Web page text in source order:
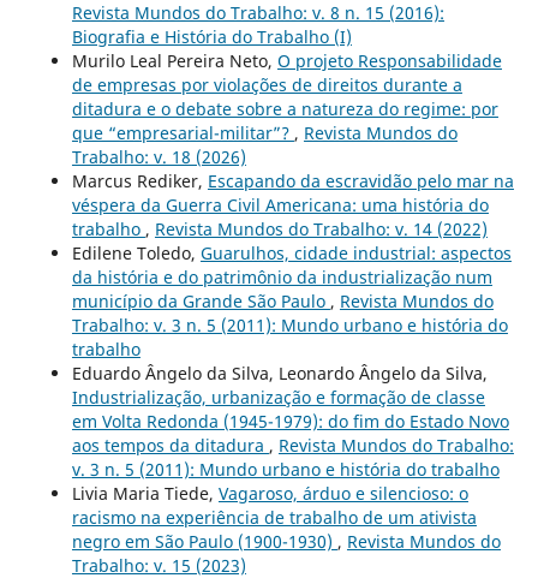
Revista Mundos do Trabalho: v. 8 n. 15 (2016):
Biografia e História do Trabalho (I)
Murilo Leal Pereira Neto, O projeto Responsabilidade
de empresas por violações de direitos durante a
ditadura e o debate sobre a natureza do regime: por
que “empresarial-militar”? , Revista Mundos do
Trabalho: v. 18 (2026)
Marcus Rediker, Escapando da escravidão pelo mar na
véspera da Guerra Civil Americana: uma história do
trabalho , Revista Mundos do Trabalho: v. 14 (2022)
Edilene Toledo, Guarulhos, cidade industrial: aspectos
da história e do patrimônio da industrialização num
município da Grande São Paulo , Revista Mundos do
Trabalho: v. 3 n. 5 (2011): Mundo urbano e história do
trabalho
Eduardo Ângelo da Silva, Leonardo Ângelo da Silva,
Industrialização, urbanização e formação de classe
em Volta Redonda (1945-1979): do fim do Estado Novo
aos tempos da ditadura , Revista Mundos do Trabalho:
v. 3 n. 5 (2011): Mundo urbano e história do trabalho
Livia Maria Tiede, Vagaroso, árduo e silencioso: o
racismo na experiência de trabalho de um ativista
negro em São Paulo (1900-1930) , Revista Mundos do
Trabalho: v. 15 (2023)